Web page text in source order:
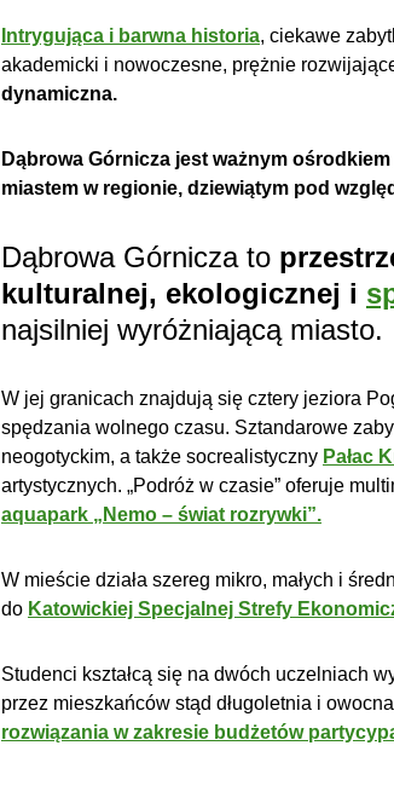
Intrygująca i barwna historia, ciekawe
akademicki i nowoczesne, prężnie
dynamiczna.
Dąbrowa Górnicza jest ważnym ośrodkiem
miastem w regionie, dziewiątym pod
Dąbrowa Górnicza to
kulturalnej, ekologicznej i
najsilniej wyróżniającą miasto.
W jej granicach znajdują się cztery jeziora
spędzania wolnego czasu. Sztandarowe
neogotyckim, a także socrealistyczny Pałac
artystycznych. „Podróż w czasie” oferuje
aquapark „Nemo – świat rozrywki”.
W mieście działa szereg mikro, małych i
do Katowickiej Specjalnej Strefy
Studenci kształcą się na dwóch uczelniach
przez mieszkańców stąd długoletnia i
rozwiązania w zakresie budżetów